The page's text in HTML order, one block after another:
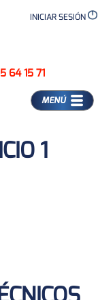
INICIAR SESIÓN
64 15 71
MENÚ
1